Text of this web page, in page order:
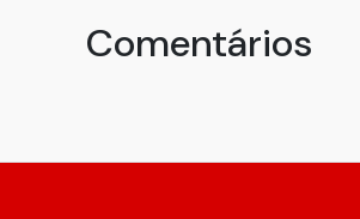
Comentários